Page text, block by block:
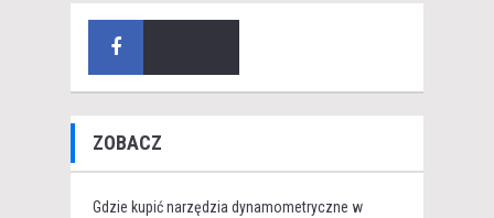
ZOBACZ
Gdzie kupić narzędzia dynamometryczne w